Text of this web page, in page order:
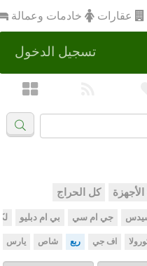
عقارات خادمات وعمالة
تسجيل الدخول
كل الحراج
جي ام سي بي ام دبليو
اف جي ربع شاص يارس